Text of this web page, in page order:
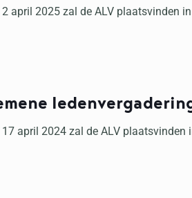
april 2025 zal de ALV plaatsvinden
april 2024 zal de ALV